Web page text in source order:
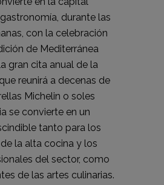
durante las
con la celebración
de Mediterránea
gran cita anual de la
reunirá a decenas de
Michelin o soles
se convierte en un
tanto para los
la alta cocina y los
del sector, como
de las artes culinarias.